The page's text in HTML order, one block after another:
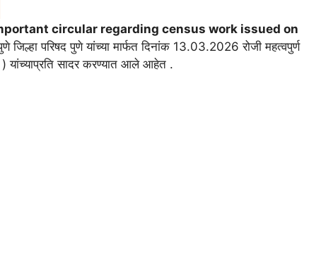
Important circular regarding census work issued on
परिषद पुणे यांच्या मार्फत दिनांक 13.03.2026 रोजी महत्वपुर्ण
) यांच्याप्रति सादर करण्यात आले आहेत .